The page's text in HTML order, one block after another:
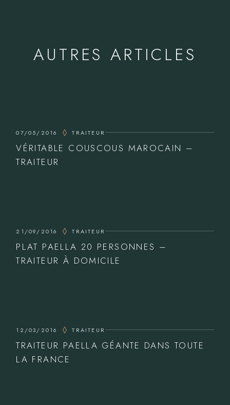
AUTRES ARTICLES
07/05/2016 TRAITEUR
VÉRITABLE COUSCOUS MAROCAIN –
TRAITEUR
21/09/2016 TRAITEUR
PLAT PAELLA 20 PERSONNES –
TRAITEUR À DOMICILE
12/03/2016 TRAITEUR
TRAITEUR PAELLA GÉANTE DANS TOUTE
LA FRANCE